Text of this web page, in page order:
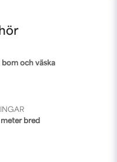
bom och väska
bred